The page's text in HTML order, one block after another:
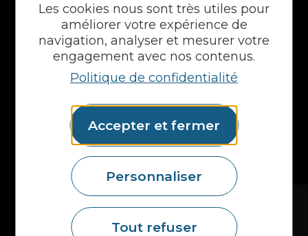
Les cookies nous sont très utiles pour
améliorer votre expérience de
navigation, analyser et mesurer votre
engagement avec nos contenus.
Politique de confidentialité
Accepter et fermer
Personnaliser
Tout refuser
Plans en Stratifié
Plans en Compact
Crédences
Cuves
Portes et façades
Formes spéciales
Etagères
Accessoires
Plans vasques
Mural
MAIS AUSSI...
Fidelem